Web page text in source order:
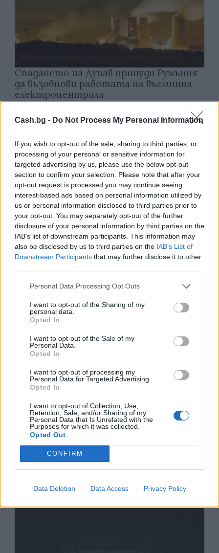
Cash.bg - Do Not Process My Personal Information
If you wish to opt-out of the sale, sharing to third parties, or
processing of your personal or sensitive information for
targeted advertising by us, please use the below opt-out
section to confirm your selection. Please note that after your
opt-out request is processed you may continue seeing
interest-based ads based on personal information utilized by
us or personal information disclosed to third parties prior to
your opt-out. You may separately opt-out of the further
disclosure of your personal information by third parties on the
IAB’s list of downstream participants. This information may
also be disclosed by us to third parties on the IAB’s List of
Downstream Participants that may further disclose it to other
Personal Data Processing Opt Outs
I want to opt-out of the Sharing of my
personal data.
Opted In
I want to opt-out of the Sale of my
Personal Data.
Opted In
I want to opt-out of processing my
Personal Data for Targeted Advertising.
Opted In
I want to opt-out of Collection, Use,
Retention, Sale, and/or Sharing of my
Personal Data that Is Unrelated with the
Purposes for which it was collected.
Opted Out
CONFIRM
Data Deletion Data Access Privacy Policy
Спадането на Дунав принуди Румъния
да възобнови работата на въглищна
електроцентрала
Изпълнителният директор на Revolut
може да стане най-богатият
европеец
06.08.2026 / 13:00
Какви са минималните заплати в
Европа